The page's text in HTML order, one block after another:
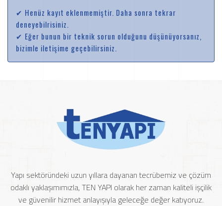
✔ Henüz kayıt eklenmemiştir. Daha sonra tekrar
deneyebilrisiniz.
✔ Eğer bunun bir teknik sorun olduğunu düşünüyorsanız,
bizimle iletişime geçebilirsiniz.
Yapı sektöründeki uzun yıllara dayanan tecrübemiz ve çözüm
odaklı yaklaşımımızla, TEN YAPI olarak her zaman kaliteli işçilik
ve güvenilir hizmet anlayışıyla geleceğe değer katıyoruz.